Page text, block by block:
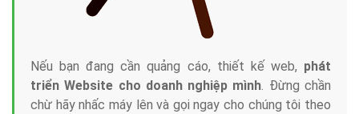
Nếu bạn đang cần quảng cáo, thiết kế web, phát
triển Website cho doanh nghiệp mình. Đừng chần
chừ hãy nhấc máy lên và gọi ngay cho chúng tôi theo